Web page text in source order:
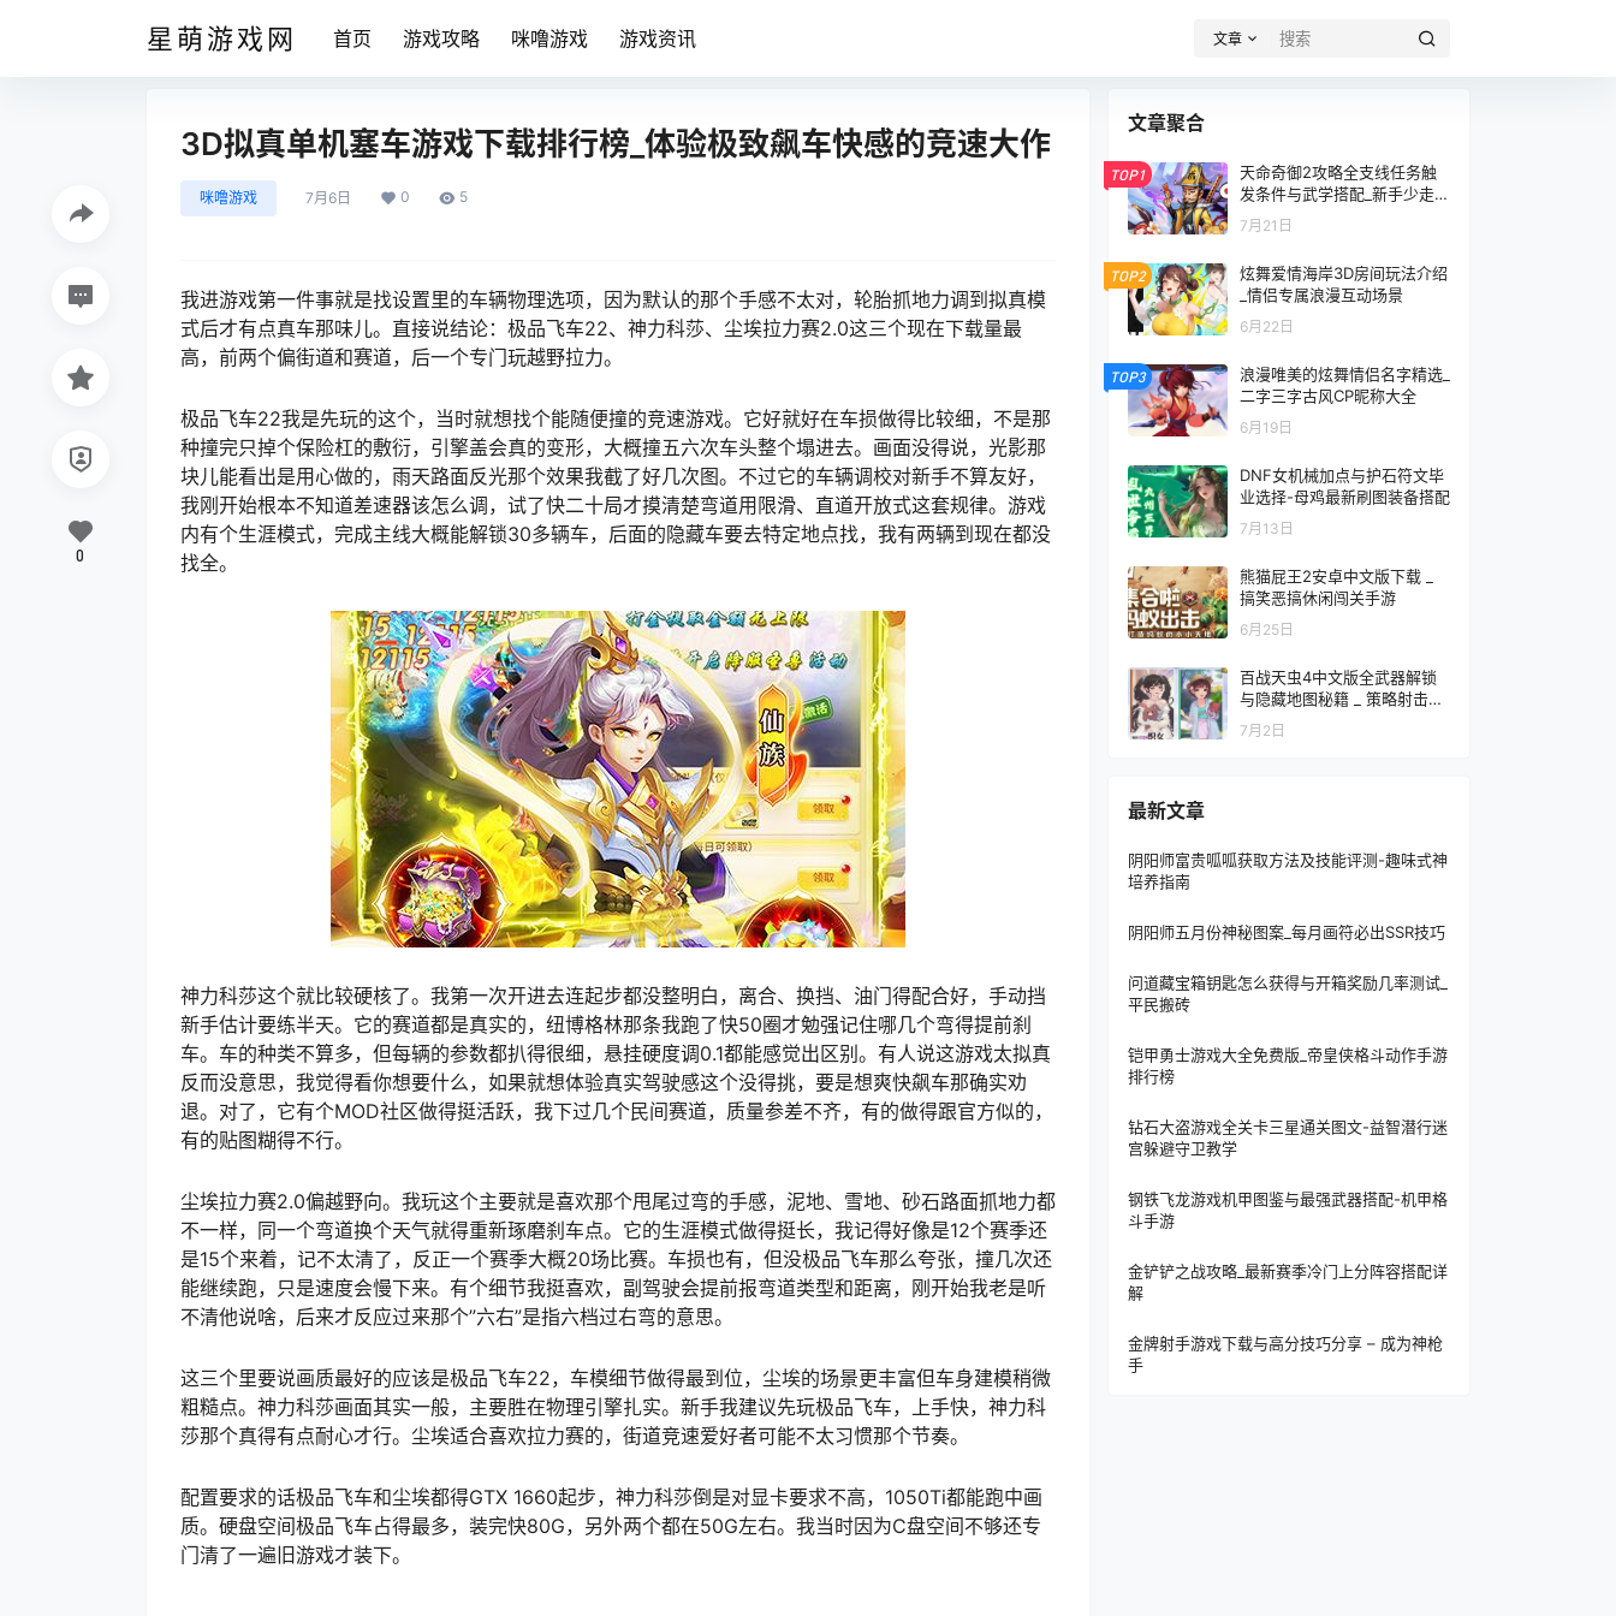
星萌游戏网 首页 游戏攻略 咪噜游戏 游戏资讯 文章
3D拟真单机塞车游戏下载排行榜_体验极致飙车快感的竞速大作
咪噜游戏 7月6日 0 5
我进游戏第一件事就是找设置里的车辆物理选项，因为默认的那个手感不太对，轮胎抓地力调到拟真模
式后才有点真车那味儿。直接说结论：极品飞车22、神力科莎、尘埃拉力赛2.0这三个现在下载量最
高，前两个偏街道和赛道，后一个专门玩越野拉力。
极品飞车22我是先玩的这个，当时就想找个能随便撞的竞速游戏。它好就好在车损做得比较细，不是那
种撞完只掉个保险杠的敷衍，引擎盖会真的变形，大概撞五六次车头整个塌进去。画面没得说，光影那
块儿能看出是用心做的，雨天路面反光那个效果我截了好几次图。不过它的车辆调校对新手不算友好，
我刚开始根本不知道差速器该怎么调，试了快二十局才摸清楚弯道用限滑、直道开放式这套规律。游戏
内有个生涯模式，完成主线大概能解锁30多辆车，后面的隐藏车要去特定地点找，我有两辆到现在都没
找全。
神力科莎这个就比较硬核了。我第一次开进去连起步都没整明白，离合、换挡、油门得配合好，手动挡
新手估计要练半天。它的赛道都是真实的，纽博格林那条我跑了快50圈才勉强记住哪几个弯得提前刹
车。车的种类不算多，但每辆的参数都扒得很细，悬挂硬度调0.1都能感觉出区别。有人说这游戏太拟真
反而没意思，我觉得看你想要什么，如果就想体验真实驾驶感这个没得挑，要是想爽快飙车那确实劝
退。对了，它有个MOD社区做得挺活跃，我下过几个民间赛道，质量参差不齐，有的做得跟官方似的，
有的贴图糊得不行。
尘埃拉力赛2.0偏越野向。我玩这个主要就是喜欢那个甩尾过弯的手感，泥地、雪地、砂石路面抓地力都
不一样，同一个弯道换个天气就得重新琢磨刹车点。它的生涯模式做得挺长，我记得好像是12个赛季还
是15个来着，记不太清了，反正一个赛季大概20场比赛。车损也有，但没极品飞车那么夸张，撞几次还
能继续跑，只是速度会慢下来。有个细节我挺喜欢，副驾驶会提前报弯道类型和距离，刚开始我老是听
不清他说啥，后来才反应过来那个”六右”是指六档过右弯的意思。
这三个里要说画质最好的应该是极品飞车22，车模细节做得最到位，尘埃的场景更丰富但车身建模稍微
粗糙点。神力科莎画面其实一般，主要胜在物理引擎扎实。新手我建议先玩极品飞车，上手快，神力科
莎那个真得有点耐心才行。尘埃适合喜欢拉力赛的，街道竞速爱好者可能不太习惯那个节奏。
配置要求的话极品飞车和尘埃都得GTX 1660起步，神力科莎倒是对显卡要求不高，1050Ti都能跑中画
质。硬盘空间极品飞车占得最多，装完快80G，另外两个都在50G左右。我当时因为C盘空间不够还专
门清了一遍旧游戏才装下。
0
文章聚合
TOP1
天命奇御2攻略全支线任务触
发条件与武学搭配_新手少走弯
路
7月21日
TOP2
炫舞爱情海岸3D房间玩法介绍
_情侣专属浪漫互动场景
6月22日
TOP3
浪漫唯美的炫舞情侣名字精选_
二字三字古风CP昵称大全
6月19日
DNF女机械加点与护石符文毕
业选择-母鸡最新刷图装备搭配
7月13日
熊猫屁王2安卓中文版下载 _
搞笑恶搞休闲闯关手游
6月25日
百战天虫4中文版全武器解锁
与隐藏地图秘籍 _ 策略射击单
机游戏
7月2日
最新文章
阴阳师富贵呱呱获取方法及技能评测-趣味式神
培养指南
阴阳师五月份神秘图案_每月画符必出SSR技巧
问道藏宝箱钥匙怎么获得与开箱奖励几率测试_
平民搬砖
铠甲勇士游戏大全免费版_帝皇侠格斗动作手游
排行榜
钻石大盗游戏全关卡三星通关图文-益智潜行迷
宫躲避守卫教学
钢铁飞龙游戏机甲图鉴与最强武器搭配-机甲格
斗手游
金铲铲之战攻略_最新赛季冷门上分阵容搭配详
解
金牌射手游戏下载与高分技巧分享 – 成为神枪
手